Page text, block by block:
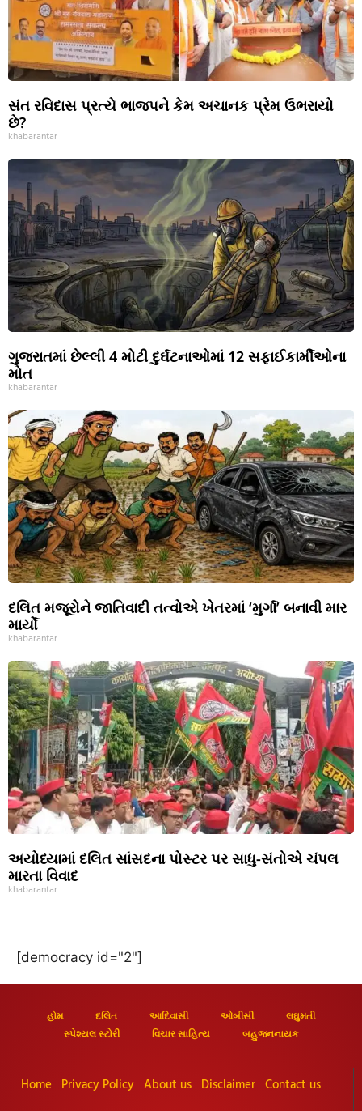
સંત રવિદાસ પ્રત્યે ભાજપને કેમ અચાનક પ્રેમ ઉભરાયો
છે?
khabarantar
ગુજરાતમાં છેલ્લી 4 મોટી દુર્ઘટનાઓમાં 12 સફાઈકાર્મીઓના
મોત
khabarantar
દલિત મજૂરોને જાતિવાદી તત્વોએ ખેતરમાં ‘મુર્ગા’ બનાવી માર
માર્યો
khabarantar
અયોધ્યામાં દલિત સાંસદના પોસ્ટર પર સાધુ-સંતોએ ચંપલ
મારતા વિવાદ
khabarantar
[democracy id="2"]
હોમ દલિત આદિવાસી ઓબીસી
લઘુમતી
સ્પેશ્યલ સ્ટોરી
વિચાર સાહિત્ય બહુજનનાયક
Home Privacy Policy About us Disclaimer Contact us